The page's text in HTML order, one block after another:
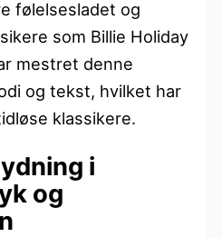
følelsesladet og
som Billie Holiday
mestret denne
og tekst, hvilket har
klassikere.
i
og